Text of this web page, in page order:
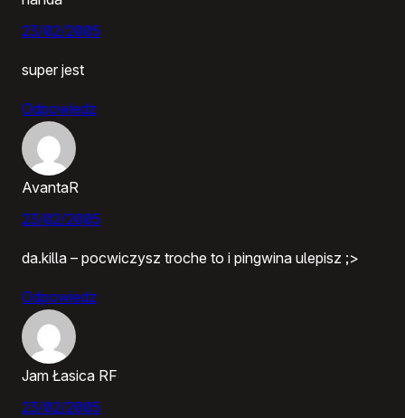
23/02/2005
super jest
Odpowiedz
AvantaR
23/02/2005
da.killa – pocwiczysz troche to i pingwina ulepisz ;>
Odpowiedz
Jam Łasica RF
23/02/2005